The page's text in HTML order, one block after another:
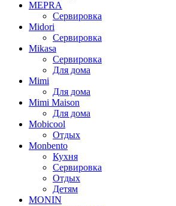
MEPRA
Сервировка
Midori
Сервировка
Mikasa
Сервировка
Для дома
Mimi
Для дома
Mimi Maison
Для дома
Mobicool
Отдых
Monbento
Кухня
Сервировка
Отдых
Детям
MONIN